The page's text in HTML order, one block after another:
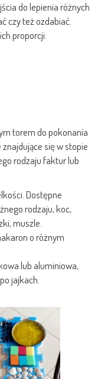
do lepienia różnych
czy też ozdabiać.
proporcji:
torem do pokonania
się w stopie
rodzaju faktur lub
Dostępne
rodzaju, koc,
muszle.
o różnym
lub aluminiowa,
jajkach.